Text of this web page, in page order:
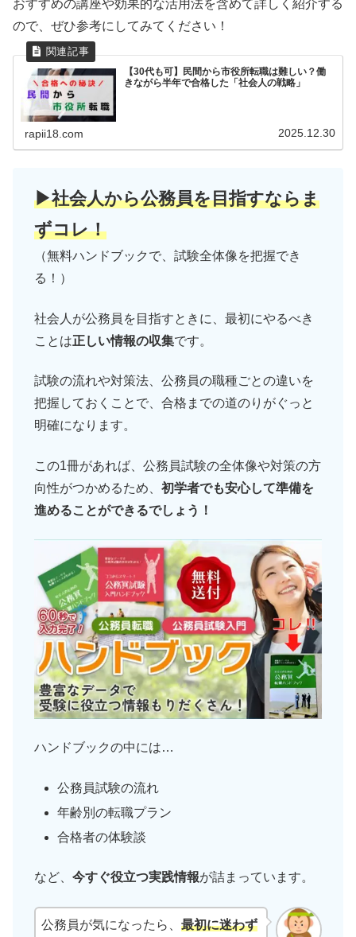
おすすめの講座や効果的な活用法を含めて詳しく紹介する
ので、ぜひ参考にしてみてください！
【30代も可】民間から市役所転職は難しい？働
きながら半年で合格した「社会人の戦略」
rapii18.com 2025.12.30
▶社会人から公務員を目指すならま
ずコレ！
（無料ハンドブックで、試験全体像を把握でき
る！）
社会人が公務員を目指すときに、最初にやるべき
ことは正しい情報の収集です。
試験の流れや対策法、公務員の職種ごとの違いを
把握しておくことで、合格までの道のりがぐっと
明確になります。
この1冊があれば、公務員試験の全体像や対策の方
向性がつかめるため、 初学者でも安心して準備を
進めることができるでしょう！
ハンドブックの中には…
公務員試験の流れ
年齢別の転職プラン
合格者の体験談
など、 今すぐ役立つ実践情報が詰まっています。
公務員が気になったら、 最初に迷わず